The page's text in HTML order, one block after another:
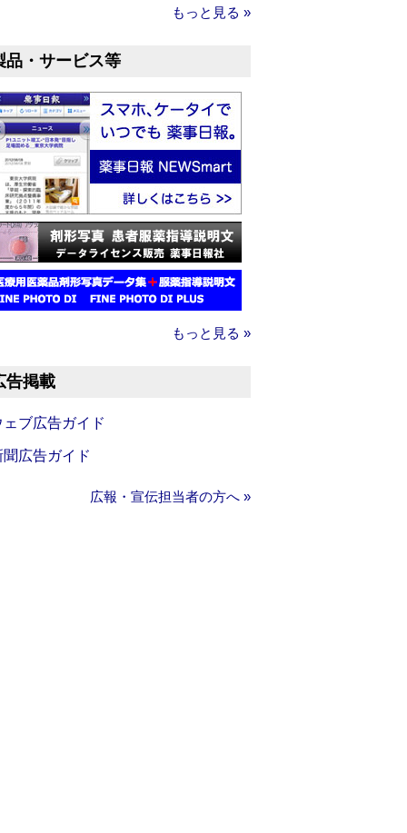
もっと見る »
品・サービス等
もっと見る »
告掲載
ェブ広告ガイド
聞広告ガイド
広報・宣伝担当者の方へ »